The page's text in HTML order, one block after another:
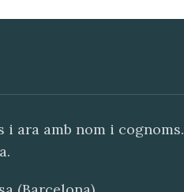
i ara amb nom i cognoms.